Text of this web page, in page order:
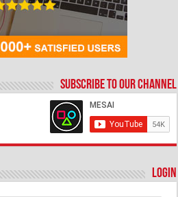
Subscribe to our Channel
Login